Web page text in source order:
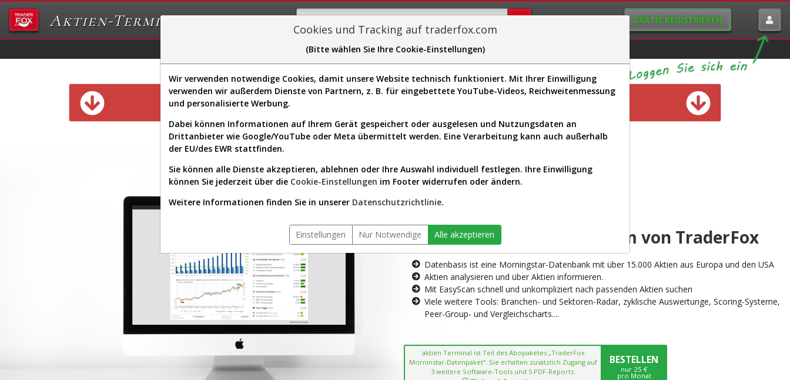
Aktien-Terminal GRATIS REGISTRIEREN
Sector-Spider Easy-Scan Visualizations
Diese Funktion ist nur für Premium-Kunden verfügbar
AKTIEN-TERMINAL
Die Aktienanalyse-Plattform von TraderFox
Datenbasis ist eine Morningstar-Datenbank mit über 15.000 Aktien aus Europa und den USA
Aktien analysieren und über Aktien informieren.
Mit EasyScan schnell und unkompliziert nach passenden Aktien suchen
Viele weitere Tools: Branchen- und Sektoren-Radar, zyklische Auswertunge, Scoring-Systeme,
Peer-Group- und Vergleichscharts....
aktien Terminal ist Teil des Abopaketes „TraderFox
Morninstar-Datenpaket“. Sie erhalten zusätzlich Zugang auf
3 weitere Software-Tools und 5 PDF-Reports.
BESTELLEN
nur 25 €
pro Monat
Cookies und Tracking auf traderfox.com
(Bitte wählen Sie Ihre Cookie-Einstellungen)
Wir verwenden notwendige Cookies, damit unsere Website technisch funktioniert. Mit Ihrer Einwilligung
verwenden wir außerdem Dienste von Partnern, z. B. für eingebettete YouTube-Videos, Reichweitenmessung
und personalisierte Werbung.
Dabei können Informationen auf Ihrem Gerät gespeichert oder ausgelesen und Nutzungsdaten an
Drittanbieter wie Google/YouTube oder Meta übermittelt werden. Eine Verarbeitung kann auch außerhalb
der EU/des EWR stattfinden.
Sie können alle Dienste akzeptieren, ablehnen oder Ihre Auswahl individuell festlegen. Ihre Einwilligung
können Sie jederzeit über die Cookie-Einstellungen im Footer widerrufen oder ändern.
Weitere Informationen finden Sie in unserer Datenschutzrichtlinie.
Einstellungen Nur Notwendige Alle akzeptieren